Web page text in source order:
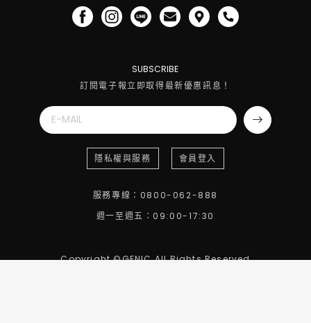
服務專線：0800-062-888
週一至週五：09:00-17:30
SUBSCRIBE
訂閱電子報立即取得最新優惠訊息！
隱私權與服務 會員登入
Copyright ©GENIC All Rights Reserved